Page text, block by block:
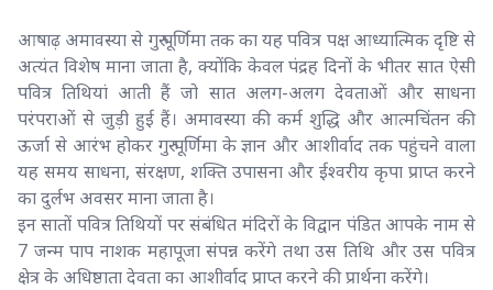
आषाढ़ अमावस्या से गुरु पूर्णिमा तक का यह पवित्र पक्ष आध्यात्मिक दृष्टि से
अत्यंत विशेष माना जाता है, क्योंकि केवल पंद्रह दिनों के भीतर सात ऐसी
पवित्र तिथियां आती हैं जो सात अलग-अलग देवताओं और साधना
परंपराओं से जुड़ी हुई हैं। अमावस्या की कर्म शुद्धि और आत्मचिंतन की
ऊर्जा से आरंभ होकर गुरु पूर्णिमा के ज्ञान और आशीर्वाद तक पहुंचने वाला
यह समय साधना, संरक्षण, शक्ति उपासना और ईश्वरीय कृपा प्राप्त करने
का दुर्लभ अवसर माना जाता है।
इन सातों पवित्र तिथियों पर संबंधित मंदिरों के विद्वान पंडित आपके नाम से
7 जन्म पाप नाशक महापूजा संपन्न करेंगे तथा उस तिथि और उस पवित्र
क्षेत्र के अधिष्ठाता देवता का आशीर्वाद प्राप्त करने की प्रार्थना करेंगे।